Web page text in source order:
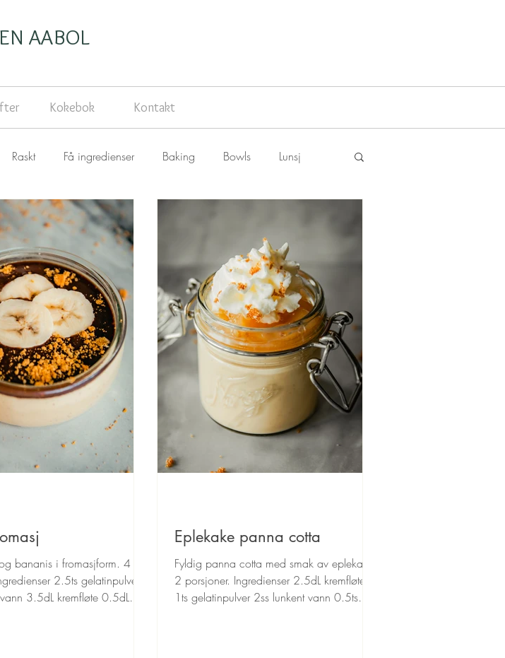
AABOL
Raskt Få ingredienser Baking Bowls Lunsj
bananis i fromasjform. 4
2.5ts gelatinpulver
3.5dL kremfløte 0.5dL
Eplekake panna cotta
Fyldig panna cotta med smak av eplekake!
2 porsjoner. Ingredienser 2.5dL kremfløte
1ts gelatinpulver 2ss lunkent vann 0.5ts
Kokebok Kontakt